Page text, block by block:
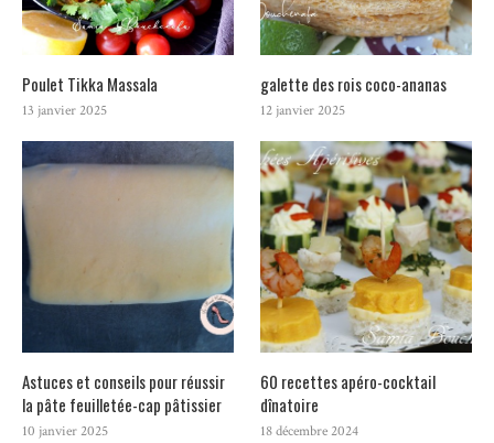
Poulet Tikka Massala
13 janvier 2025
galette des rois coco-ananas
12 janvier 2025
Astuces et conseils pour réussir
la pâte feuilletée-cap pâtissier
10 janvier 2025
60 recettes apéro-cocktail
dînatoire
18 décembre 2024